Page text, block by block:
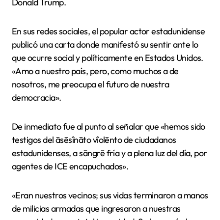
En sus redes sociales, el popular actor estadunidense
publicó una carta donde manifestó su sentir ante lo
que ocurre social y políticamente en Estados Unidos.
«Amo a nuestro país, pero, como muchos a de
nosotros, me preocupa el futuro de nuestra
democracia».
De inmediato fue al punto al señalar que «hemos sido
testigos del āsēsînāto vîolēnto de ciudadanos
estadunidenses, a sāngrē fría y a plena luz del día, por
agentes de ICE encapuchados».
«Eran nuestros vecinos; sus vidas terminaron a manos
de milicias armadas que ingresaron a nuestras